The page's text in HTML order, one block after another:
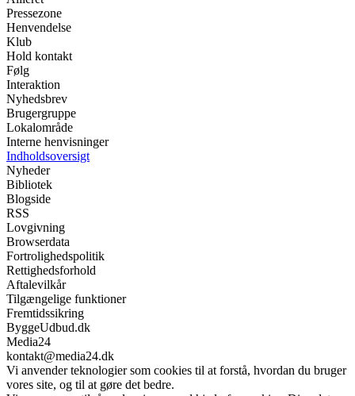
Pressezone
Henvendelse
Klub
Hold kontakt
Følg
Interaktion
Nyhedsbrev
Brugergruppe
Lokalområde
Interne henvisninger
Indholdsoversigt
Nyheder
Bibliotek
Blogside
RSS
Lovgivning
Browserdata
Fortrolighedspolitik
Rettighedsforhold
Aftalevilkår
Tilgængelige funktioner
Fremtidssikring
ByggeUdbud.dk
Media24
kontakt@media24.dk
Vi anvender teknologier som cookies til at forstå, hvordan du bruger
vores site, og til at gøre det bedre.